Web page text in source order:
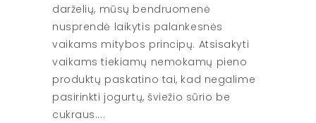
darželių, mūsų bendruomenė
nusprendė laikytis palankesnės
vaikams mitybos principų. Atsisakyti
vaikams tiekiamų nemokamų pieno
produktų paskatino tai, kad negalime
pasirinkti jogurtų, šviežio sūrio be
cukraus.